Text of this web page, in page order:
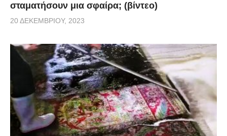
σταματήσουν μια σφαίρα; (βίντεο)
20 ΔΕΚΕΜΒΡΊΟΥ, 2023